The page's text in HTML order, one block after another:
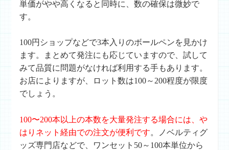
単価がやや高くなると同時に、数の確保は微妙で
す。
100円ショップなどで3本入りのボールペンを見かけ
ます。まとめて発注にも応じていますので、試して
みて品質に問題がなければ利用する手もあります。
お店によりますが、ロット数は100～200程度が限度
でしょう。
100〜200本以上の本数を大量発注する場合には、や
はりネット経由での注文が便利です。ノベルティグ
ッズ専門店などで、ワンセット50～100本単位から